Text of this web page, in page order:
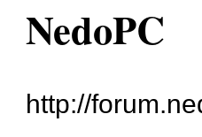
NedoPC
http://